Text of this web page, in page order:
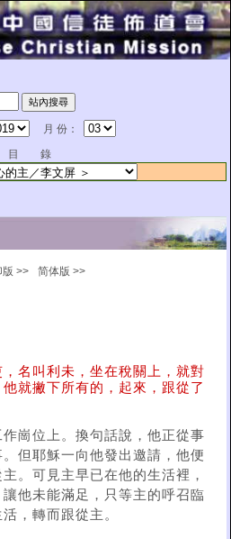
月 份：
目 錄
版 >> 简体版 >>
名叫利未，坐在稅關上，就對
就撇下所有的，起來，跟從了
崗位上。換句話說，他正從事
但耶穌一向他發出邀請，他便
。可見主早已在他的生活裡，
他未能滿足，只等主的呼召臨
，轉而跟從主。